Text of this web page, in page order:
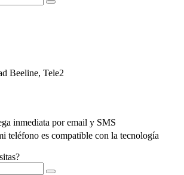
Beeline, Tele2
inmediata por email y SMS
teléfono es compatible con la tecnología